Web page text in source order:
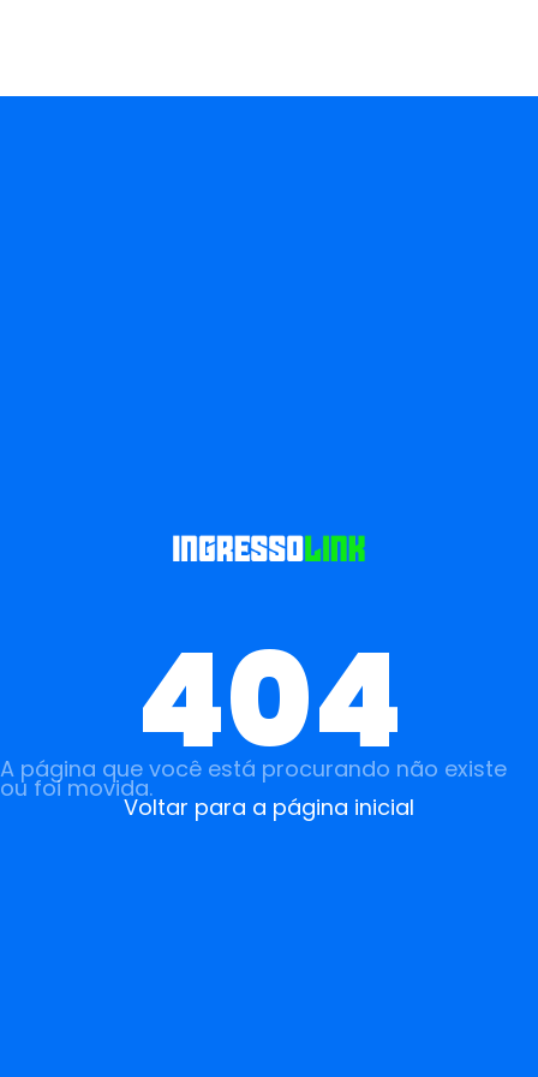
404
A página que você está procurando não existe
ou foi movida.
Voltar para a página inicial